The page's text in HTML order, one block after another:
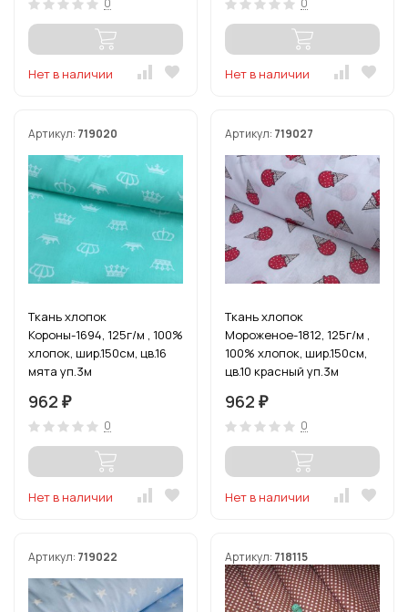
Нет в наличии Нет в наличии
Артикул: 719020
Ткань хлопок
Короны-1694, 125г/м , 100%
хлопок, шир.150см, цв.16
мята уп.3м
962 ₽
0
Нет в наличии
Артикул: 719027
Ткань хлопок
Мороженое-1812, 125г/м ,
100% хлопок, шир.150см,
цв.10 красный уп.3м
962 ₽
0
Нет в наличии
Артикул: 719022 Артикул: 718115